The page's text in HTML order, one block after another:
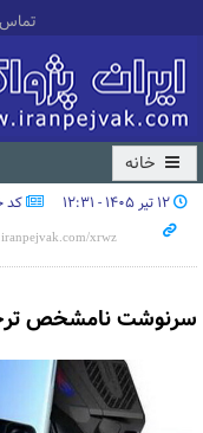
تماس
خانه
۱۲ تیر ۱۴۰۵ - ۱۲:۳۱ کد
سرنوشت نامشخص